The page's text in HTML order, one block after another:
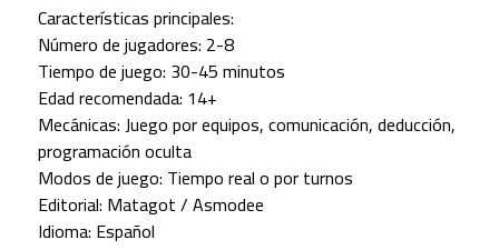
Características principales:
Número de jugadores: 2-8
Tiempo de juego: 30-45 minutos
Edad recomendada: 14+
Mecánicas: Juego por equipos, comunicación, deducción,
programación oculta
Modos de juego: Tiempo real o por turnos
Editorial: Matagot / Asmodee
Idioma: Español